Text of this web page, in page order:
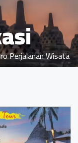
Perjalanan Wisata